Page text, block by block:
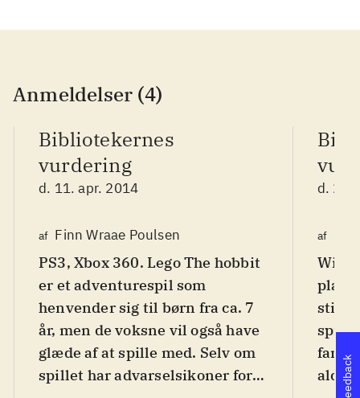
Anmeldelser (4)
Bibliotekernes
vurdering
d. 11. apr. 2014
af Finn Wraae Poulsen
PS3, Xbox 360. Lego The hobbit
er et adventurespil som
henvender sig til børn fra ca. 7
år, men de voksne vil også have
glæde af at spille med. Selv om
spillet har advarselsikoner for
d. 23.
af
stil
Feedback